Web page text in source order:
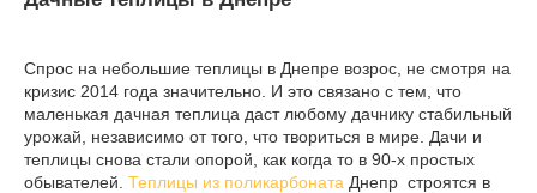
Спрос на небольшие теплицы в Днепре возрос, не смотря на
кризис 2014 года значительно. И это связано с тем, что
маленькая дачная теплица даст любому дачнику стабильный
урожай, независимо от того, что твориться в мире. Дачи и
теплицы снова стали опорой, как когда то в 90-х простых
обывателей. Теплицы из поликарбоната Днепр строятся в